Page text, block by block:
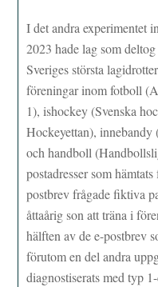
I det andra experimentet
2023 hade lag som
Sveriges största
föreningar inom fotboll
1), ishockey (Svenska
Hockeyettan), innebandy
och handboll
postadresser som
postbrev frågade fiktiva
åttaårig son att träna i
hälften av de e-postbrev
förutom en del andra
diagnostiserats med typ